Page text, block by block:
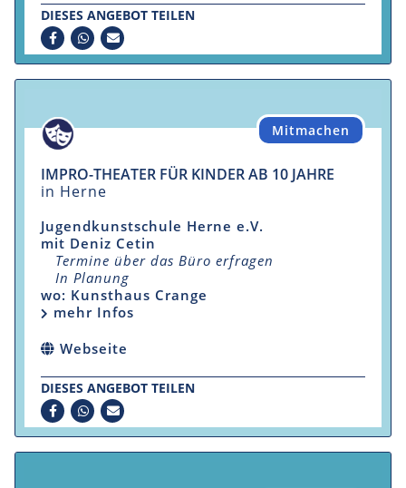
DIESES ANGEBOT TEILEN
Mitmachen
IMPRO-THEATER FÜR KINDER AB 10 JAHRE
in Herne
Jugendkunstschule Herne e.V.
mit Deniz Cetin
Termine über das Büro erfragen
In Planung
wo: Kunsthaus Crange
mehr Infos
Webseite
DIESES ANGEBOT TEILEN